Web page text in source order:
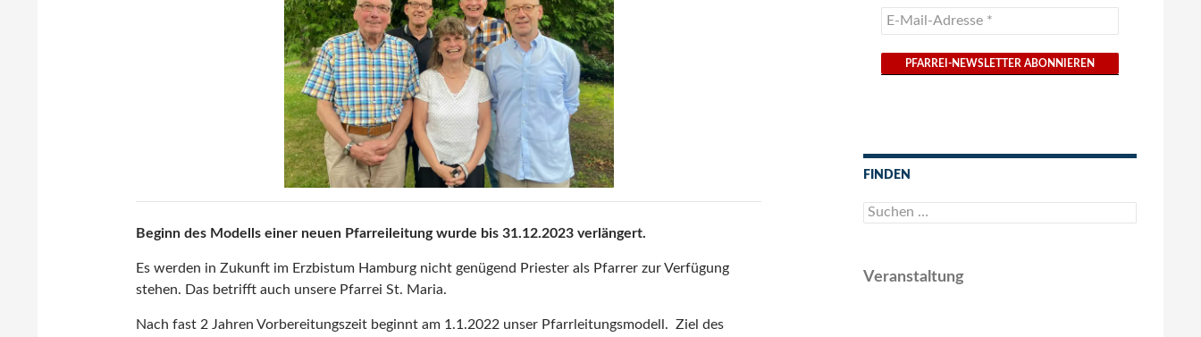
Beginn des Modells einer neuen Pfarreileitung wurde bis 31.12.2023 verlängert.
Es werden in Zukunft im Erzbistum Hamburg nicht genügend Priester als Pfarrer zur Verfügung
stehen. Das betrifft auch unsere Pfarrei St. Maria.
Nach fast 2 Jahren Vorbereitungszeit beginnt am 1.1.2022 unser Pfarrleitungsmodell. Ziel des
FINDEN
Suchen
nach:
Veranstaltung